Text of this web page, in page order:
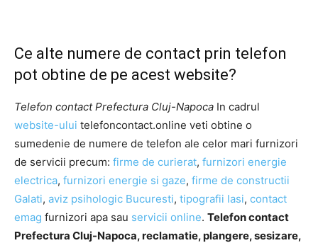
Ce alte numere de contact prin telefon
pot obtine de pe acest website?
Telefon contact Prefectura Cluj-Napoca In cadrul
website-ului telefoncontact.online veti obtine o
sumedenie de numere de telefon ale celor mari furnizori
de servicii precum: firme de curierat, furnizori energie
electrica, furnizori energie si gaze, firme de constructii
Galati, aviz psihologic Bucuresti, tipografii Iasi, contact
emag furnizori apa sau servicii online. Telefon contact
Prefectura Cluj-Napoca, reclamatie, plangere, sesizare,